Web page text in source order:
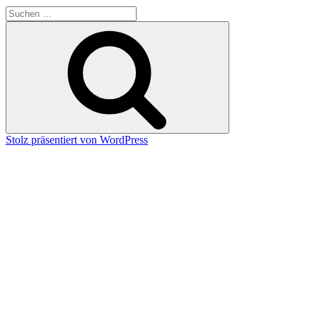
Suche
nach:
Stolz präsentiert von WordPress